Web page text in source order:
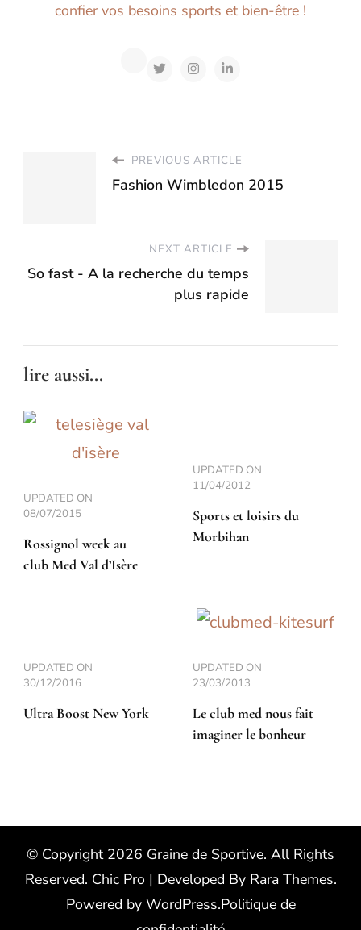
confier vos besoins sports et bien-être !
PREVIOUS ARTICLE
Fashion Wimbledon 2015
NEXT ARTICLE
So fast - A la recherche du temps
plus rapide
lire aussi...
UPDATED ON
08/07/2015
Rossignol week au
club Med Val d’Isère
UPDATED ON
11/04/2012
Sports et loisirs du
Morbihan
UPDATED ON
30/12/2016
Ultra Boost New York
UPDATED ON
23/03/2013
Le club med nous fait
imaginer le bonheur
© Copyright 2026 Graine de Sportive. All Rights
Reserved. Chic Pro | Developed By Rara Themes.
Powered by WordPress.Politique de